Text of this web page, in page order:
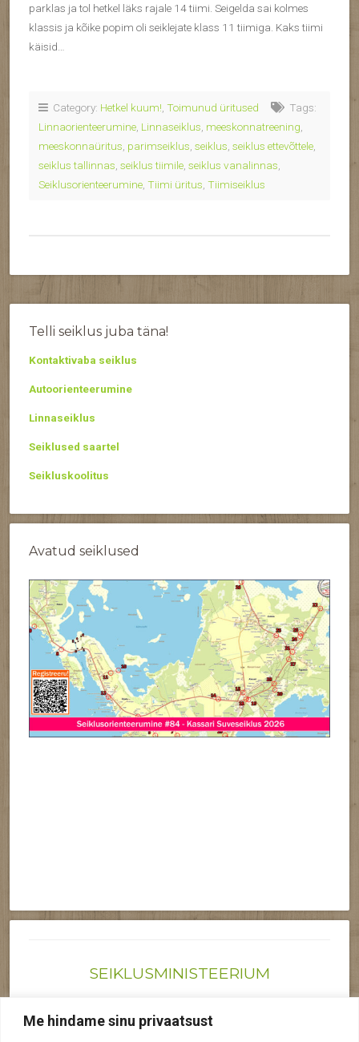
Me hindame sinu privaatsust
parklas ja tol hetkel läks rajale 14 tiimi. Seigelda sai kolmes
klassis ja kõike popim oli seiklejate klass 11 tiimiga. Kaks tiimi
käisid…
Category: Hetkel kuum!, Toimunud üritused
Tags:
Linnaorienteerumine, Linnaseiklus, meeskonnatreening,
meeskonnaüritus, parimseiklus, seiklus, seiklus ettevõttele,
seiklus tallinnas, seiklus tiimile, seiklus vanalinnas,
Seiklusorienteerumine, Tiimi üritus, Tiimiseiklus
Telli seiklus juba täna!
Kontaktivaba seiklus
Autoorienteerumine
Linnaseiklus
Seiklused saartel
Seikluskoolitus
Avatud seiklused
SEIKLUSMINISTEERIUM
Reg nr: 12041719